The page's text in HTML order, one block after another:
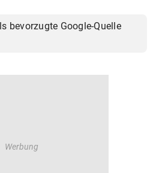
bevorzugte Google-Quelle